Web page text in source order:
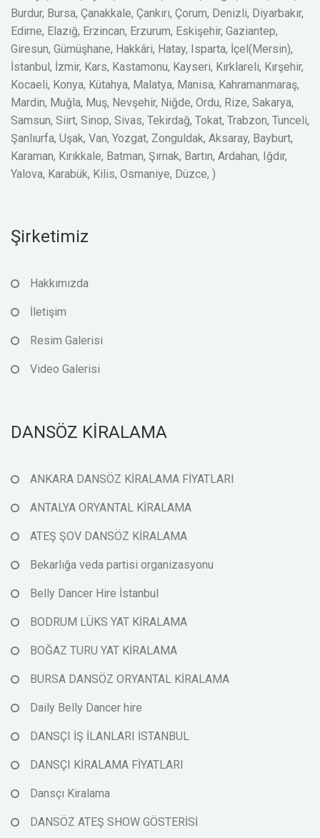
Burdur, Bursa, Çanakkale, Çankırı, Çorum, Denizli, Diyarbakır,
Edirne, Elazığ, Erzincan, Erzurum, Eskişehir, Gaziantep,
Giresun, Gümüşhane, Hakkâri, Hatay, Isparta, İçel(Mersin),
İstanbul, İzmir, Kars, Kastamonu, Kayseri, Kırklareli, Kırşehir,
Kocaeli, Konya, Kütahya, Malatya, Manisa, Kahramanmaraş,
Mardin, Muğla, Muş, Nevşehir, Niğde, Ordu, Rize, Sakarya,
Samsun, Siirt, Sinop, Sivas, Tekirdağ, Tokat, Trabzon, Tunceli,
Şanlıurfa, Uşak, Van, Yozgat, Zonguldak, Aksaray, Bayburt,
Karaman, Kırıkkale, Batman, Şırnak, Bartın, Ardahan, Iğdır,
Yalova, Karabük, Kilis, Osmaniye, Düzce, )
Şirketimiz
Hakkımızda
İletişim
Resim Galerisi
Video Galerisi
DANSÖZ KİRALAMA
ANKARA DANSÖZ KİRALAMA FİYATLARI
ANTALYA ORYANTAL KİRALAMA
ATEŞ ŞOV DANSÖZ KİRALAMA
Bekarlığa veda partisi organizasyonu
Belly Dancer Hire İstanbul
BODRUM LÜKS YAT KİRALAMA
BOĞAZ TURU YAT KİRALAMA
BURSA DANSÖZ ORYANTAL KİRALAMA
Daily Belly Dancer hire
DANSÇI İŞ İLANLARI İSTANBUL
DANSÇI KİRALAMA FİYATLARI
Dansçı Kiralama
DANSÖZ ATEŞ SHOW GÖSTERİSİ